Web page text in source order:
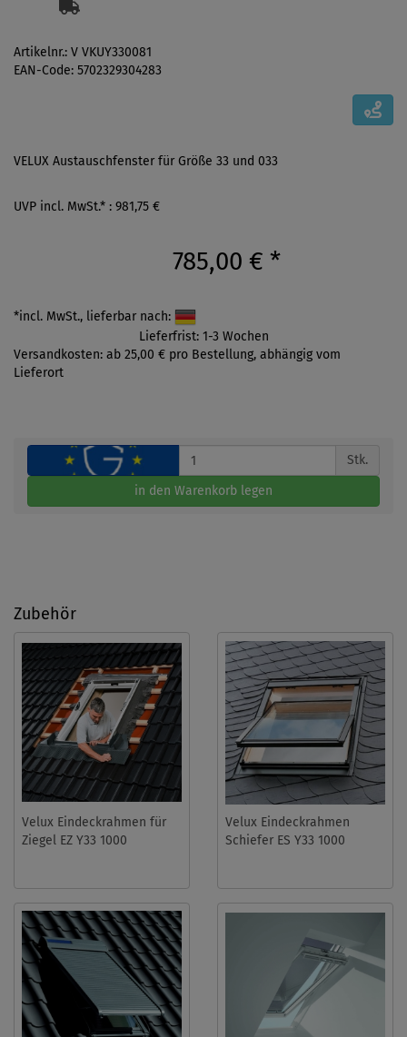
Artikelnr.: V VKUY330081
EAN-Code: 5702329304283
VELUX Austauschfenster für Größe 33 und 033
UVP incl. MwSt.* : 981,75 €
785,00 € *
*incl. MwSt., lieferbar nach:
Lieferfrist: 1-3 Wochen
Versandkosten: ab 25,00 € pro Bestellung, abhängig vom
Lieferort
Stk.
in den Warenkorb legen
Zubehör
Velux Eindeckrahmen für
Ziegel EZ Y33 1000
Velux Eindeckrahmen
Schiefer ES Y33 1000